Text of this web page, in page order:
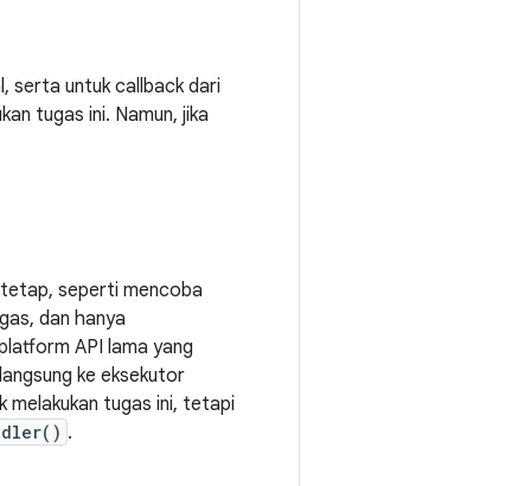
serta untuk callback dari
tugas ini. Namun, jika
tetap, seperti mencoba
dan hanya
API lama yang
ke eksekutor
melakukan tugas ini, tetapi
.